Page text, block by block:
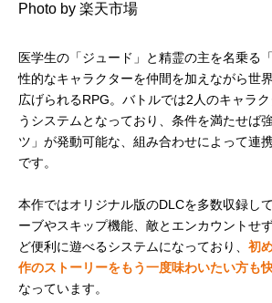
Photo by 楽天市場
医学生の「ジュード」と精霊の主を名乗る
性的なキャラクターを仲間を加えながら世
広げられるRPG。バトルでは2人のキャラ
うシステムとなっており、条件を満たせば
ツ」が発動可能な、組み合わせによって連
です。
本作ではオリジナル版のDLCを多数収録し
ーブやスキップ機能、敵とエンカウントせ
ど便利に遊べるシステムになっており、 初
作のストーリーをもう一度味わいたい方も
なっています。